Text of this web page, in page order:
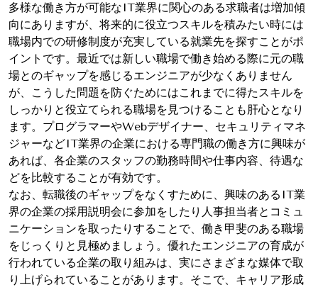
多様な働き方が可能なIT業界に関心のある求職者は増加傾
向にありますが、将来的に役立つスキルを積みたい時には
職場内での研修制度が充実している就業先を探すことがポ
イントです。最近では新しい職場で働き始める際に元の職
場とのギャップを感じるエンジニアが少なくありません
が、こうした問題を防ぐためにはこれまでに得たスキルを
しっかりと役立てられる職場を見つけることも肝心となり
ます。プログラマーやWebデザイナー、セキュリティマネ
ジャーなどIT業界の企業における専門職の働き方に興味が
あれば、各企業のスタッフの勤務時間や仕事内容、待遇な
どを比較することが有効です。
なお、転職後のギャップをなくすために、興味のあるIT業
界の企業の採用説明会に参加をしたり人事担当者とコミュ
ニケーションを取ったりすることで、働き甲斐のある職場
をじっくりと見極めましょう。優れたエンジニアの育成が
行われている企業の取り組みは、実にさまざまな媒体で取
り上げられていることがあります。そこで、キャリア形成